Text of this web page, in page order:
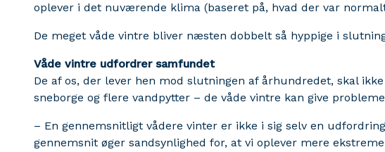
oplever i det nuværende klima (baseret på, hvad der var normalt
De meget våde vintre bliver næsten dobbelt så hyppige i
Våde vintre udfordrer samfundet
De af os, der lever hen mod slutningen af århundredet, skal
sneborge og flere vandpytter – de våde vintre kan give
– En gennemsnitligt vådere vinter er ikke i sig selv en
gennemsnit øger sandsynlighed for, at vi oplever mere